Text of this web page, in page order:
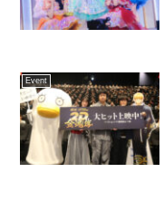
Event